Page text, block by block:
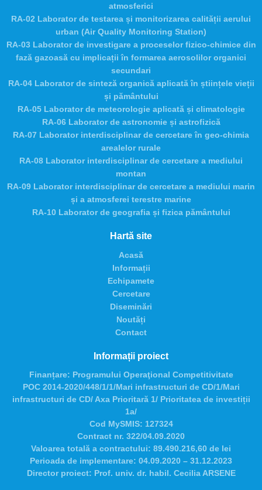
atmosferici
RA-02 Laborator de testarea și monitorizarea calității aerului
urban (Air Quality Monitoring Station)
RA-03 Laborator de investigare a proceselor fizico-chimice din
fază gazoasă cu implicații în formarea aerosolilor organici
secundari
RA-04 Laborator de sinteză organică aplicată în științele vieții
și pământului
RA-05 Laborator de meteorologie aplicată și climatologie
RA-06 Laborator de astronomie și astrofizică
RA-07 Laborator interdisciplinar de cercetare în geo-chimia
arealelor rurale
RA-08 Laborator interdisciplinar de cercetare a mediului
montan
RA-09 Laborator interdisciplinar de cercetare a mediului marin
și a atmosferei terestre marine
RA-10 Laborator de geografia și fizica pământului
Hartă site
Acasă
Informații
Echipamete
Cercetare
Diseminări
Noutăți
Contact
Informații proiect
Finanțare: Programului Operaţional Competitivitate
POC 2014-2020/448/1/1/Mari infrastructuri de CD/1/Mari
infrastructuri de CD/ Axa Prioritară 1/ Prioritatea de investiții
1a/
Cod MySMIS: 127324
Contract nr. 322/04.09.2020
Valoarea totală a contractului: 89.490.216,60 de lei
Perioada de implementare: 04.09.2020 – 31.12.2023
Director proiect: Prof. univ. dr. habil. Cecilia ARSENE